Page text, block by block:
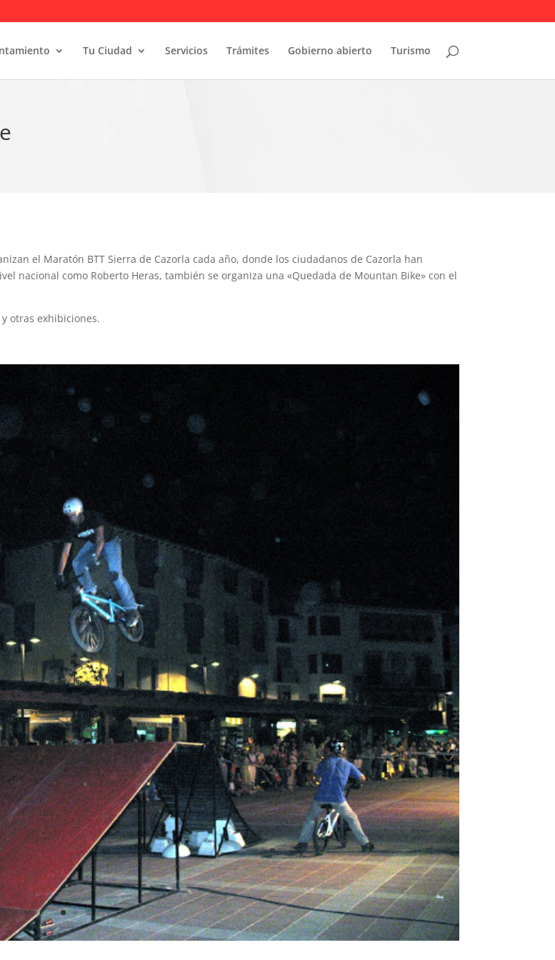
Tu Ciudad Servicios Trámites Gobierno abierto Turismo
el Maratón BTT Sierra de Cazorla cada año, donde los ciudadanos de Cazorla han
nacional como Roberto Heras, también se organiza una «Quedada de Mountan Bike» con el
otras exhibiciones.